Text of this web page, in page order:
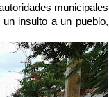
municipales
insulto a un pueblo,